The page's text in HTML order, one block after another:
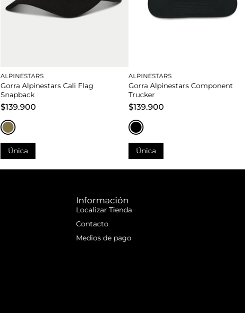
ALPINESTARS
Gorra Alpinestars Cali Flag
Snapback
$139.900
Única
Añadir al carrito
ALPINESTARS
Gorra Alpinestars Component
Trucker
$139.900
Única
Añadir al carrito
Información
Localizar Tienda
Contacto
Medios de pago